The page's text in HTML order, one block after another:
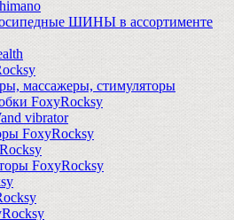
ШИНЫ в ассортименте
массажеры, стимуляторы
FoxyRocksy
vibrator
FoxyRocksy
FoxyRocksy